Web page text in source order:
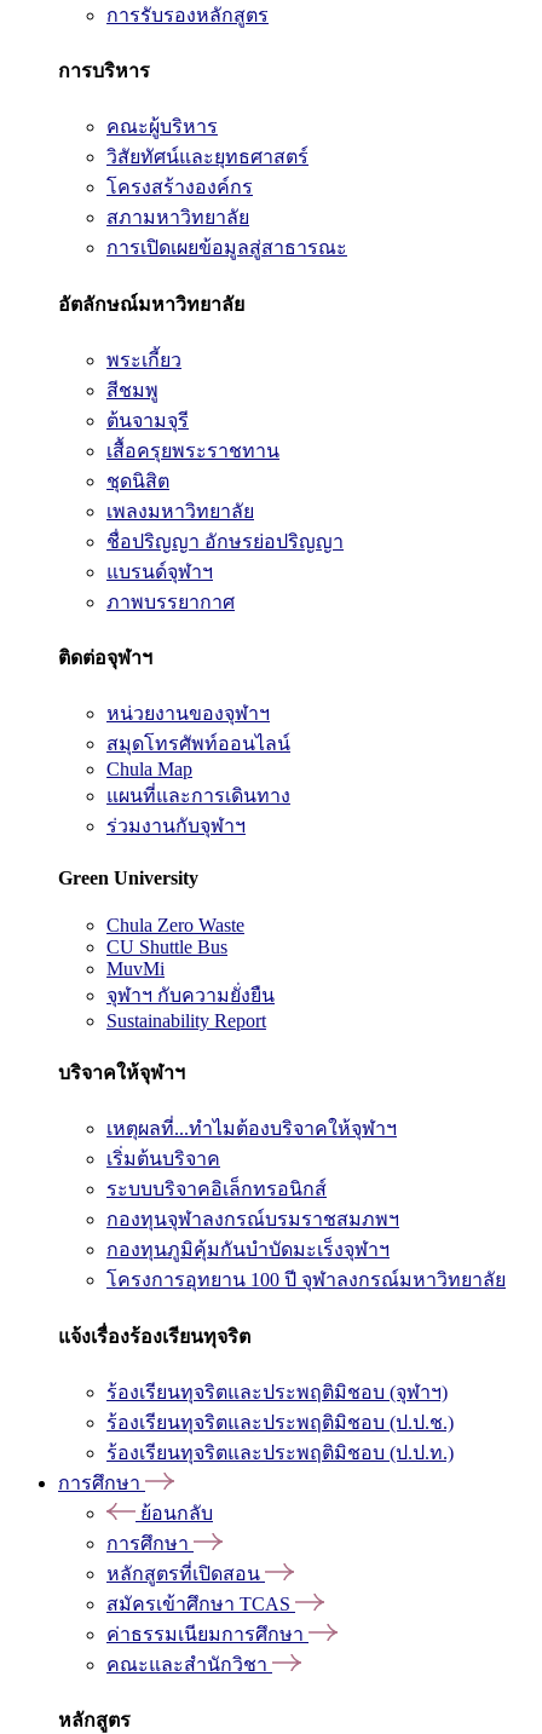
การรับรองหลักสูตร
การบริหาร
คณะผู้บริหาร
วิสัยทัศน์และยุทธศาสตร์
โครงสร้างองค์กร
สภามหาวิทยาลัย
การเปิดเผยข้อมูลสู่สาธารณะ
อัตลักษณ์มหาวิทยาลัย
พระเกี้ยว
สีชมพู
ต้นจามจุรี
เสื้อครุยพระราชทาน
ชุดนิสิต
เพลงมหาวิทยาลัย
ชื่อปริญญา อักษรย่อปริญญา
แบรนด์จุฬาฯ
ภาพบรรยากาศ
ติดต่อจุฬาฯ
หน่วยงานของจุฬาฯ
สมุดโทรศัพท์ออนไลน์
Chula Map
แผนที่และการเดินทาง
ร่วมงานกับจุฬาฯ
Green University
Chula Zero Waste
CU Shuttle Bus
MuvMi
จุฬาฯ กับความยั่งยืน
Sustainability Report
บริจาคให้จุฬาฯ
เหตุผลที่...ทำไมต้องบริจาคให้จุฬาฯ
เริ่มต้นบริจาค
ระบบบริจาคอิเล็กทรอนิกส์
กองทุนจุฬาลงกรณ์บรมราชสมภพฯ
กองทุนภูมิคุ้มกันบำบัดมะเร็งจุฬาฯ
โครงการอุทยาน 100 ปี จุฬาลงกรณ์มหาวิทยาลัย
แจ้งเรื่องร้องเรียนทุจริต
ร้องเรียนทุจริตและประพฤติมิชอบ (จุฬาฯ)
ร้องเรียนทุจริตและประพฤติมิชอบ (ป.ป.ช.)
ร้องเรียนทุจริตและประพฤติมิชอบ (ป.ป.ท.)
การศึกษา
ย้อนกลับ
การศึกษา
หลักสูตรที่เปิดสอน
สมัครเข้าศึกษา TCAS
ค่าธรรมเนียมการศึกษา
คณะและสำนักวิชา
หลักสูตร